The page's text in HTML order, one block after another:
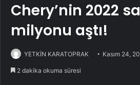
Chery’nin 2022
milyonu aştı!
YETKİN KARATOPRAK Kasım 24,
2 dakika okuma süresi